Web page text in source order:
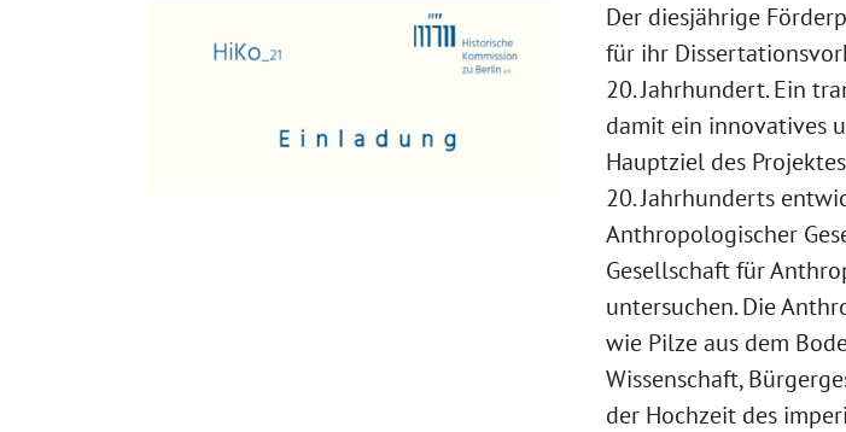
Der diesjährige
für ihr
20. Jahrhundert. Ein
damit ein innovatives
Hauptziel des
20. Jahrhunderts
Anthropologischer
Gesellschaft für
untersuchen. Die
wie Pilze aus dem
Wissenschaft,
der Hochzeit des